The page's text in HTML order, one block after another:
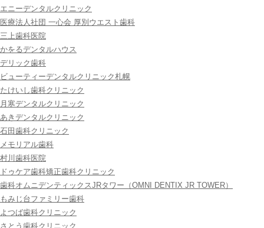
エニーデンタルクリニック
医療法人社団 一心会 厚別ウエスト歯科
三上歯科医院
かをるデンタルハウス
デリック歯科
ビューティーデンタルクリニック札幌
たけいし歯科クリニック
月寒デンタルクリニック
あきデンタルクリニック
石田歯科クリニック
メモリアル歯科
村川歯科医院
ドゥケア歯科矯正歯科クリニック
歯科オムニデンティックスJRタワー（OMNI DENTIX JR TOWER）
もみじ台ファミリー歯科
よつば歯科クリニック
さとう歯科クリニック